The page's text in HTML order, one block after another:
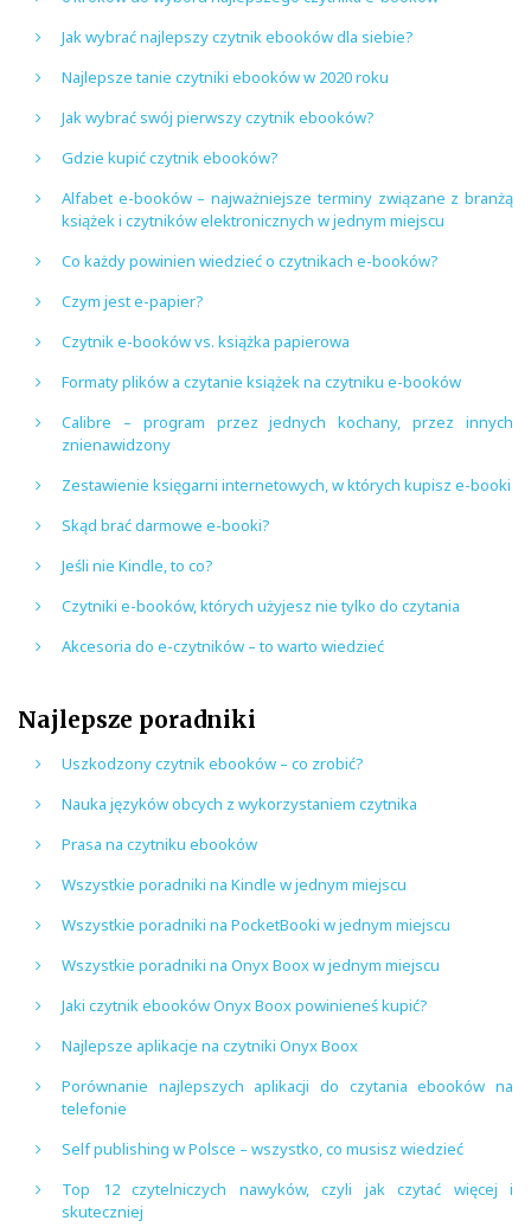
Jak wybrać najlepszy czytnik ebooków dla siebie?
Najlepsze tanie czytniki ebooków w 2020 roku
Jak wybrać swój pierwszy czytnik ebooków?
Gdzie kupić czytnik ebooków?
Alfabet e-booków – najważniejsze terminy związane z branżą
książek i czytników elektronicznych w jednym miejscu
Co każdy powinien wiedzieć o czytnikach e-booków?
Czym jest e-papier?
Czytnik e-booków vs. książka papierowa
Formaty plików a czytanie książek na czytniku e-booków
Calibre – program przez jednych kochany, przez innych
znienawidzony
Zestawienie księgarni internetowych, w których kupisz e-booki
Skąd brać darmowe e-booki?
Jeśli nie Kindle, to co?
Czytniki e-booków, których użyjesz nie tylko do czytania
Akcesoria do e-czytników – to warto wiedzieć
Najlepsze poradniki
Uszkodzony czytnik ebooków – co zrobić?
Nauka języków obcych z wykorzystaniem czytnika
Prasa na czytniku ebooków
Wszystkie poradniki na Kindle w jednym miejscu
Wszystkie poradniki na PocketBooki w jednym miejscu
Wszystkie poradniki na Onyx Boox w jednym miejscu
Jaki czytnik ebooków Onyx Boox powinieneś kupić?
Najlepsze aplikacje na czytniki Onyx Boox
Porównanie najlepszych aplikacji do czytania ebooków na
telefonie
Self publishing w Polsce – wszystko, co musisz wiedzieć
Top 12 czytelniczych nawyków, czyli jak czytać więcej i
skuteczniej